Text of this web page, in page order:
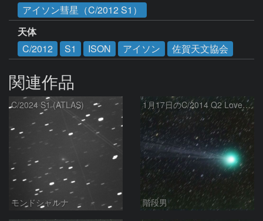
アイソン彗星（C/2012 S1）
天体
C/2012
S1 ISON アイソン 佐賀天文協会
関連作品
C/2024 S1 (ATLAS)
モンドシャルナ
1月17日のC/2014 Q2 Lovejoy
階段男